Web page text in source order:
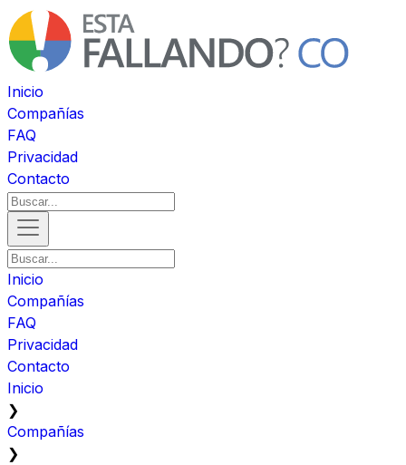
Inicio
Compañías
FAQ
Privacidad
Contacto
Inicio
Compañías
FAQ
Privacidad
Contacto
Inicio
❯
Compañías
❯